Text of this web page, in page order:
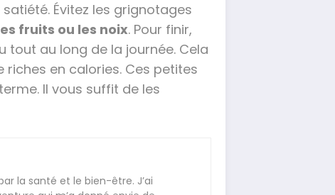
Évitez les grignotages
fruits ou les noix. Pour finir,
tout au long de la journée. Cela
en calories. Ces petites
Il vous suffit de les
la santé et le bien-être. J’ai